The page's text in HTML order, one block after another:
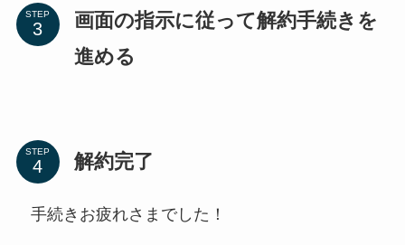
STEP
画面の指示に従って解約手続きを
進める
STEP 解約完了
手続きお疲れさまでした！